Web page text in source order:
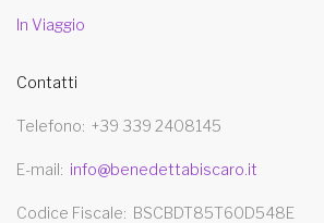
In Viaggio
Contatti
Telefono +39 339 2408145
E-mail info@benedettabiscaro.it
Codice Fiscale
BSCBDT85T60D548E